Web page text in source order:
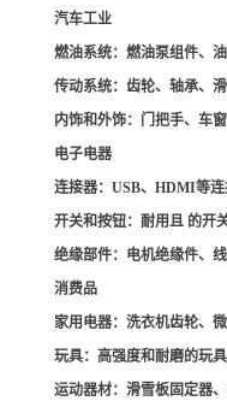
汽车工业
燃油系统：燃油泵组件、
传动系统：齿轮、轴承、滑
内饰和外饰：门把手、车
电子电器
连接器：USB、HDMI等连
开关和按钮：耐用且 的开
绝缘部件：电机绝缘件、线
消费品
家用电器：洗衣机齿轮、
玩具：高强度和耐磨的玩具
运动器材：滑雪板固定器